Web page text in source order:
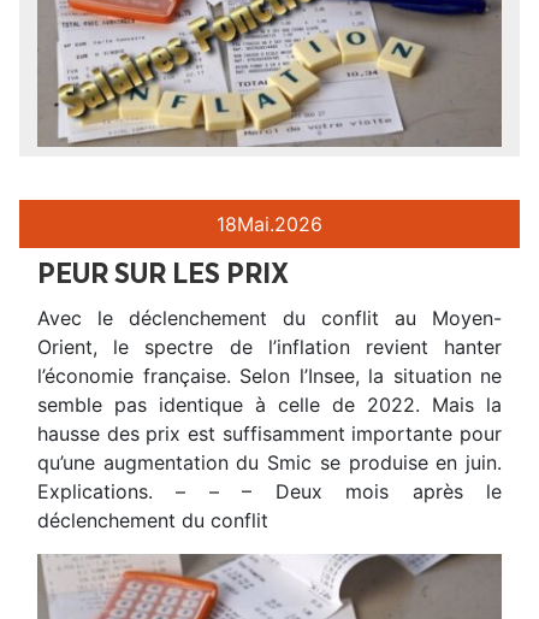
18Mai.2026
PEUR SUR LES PRIX
Avec le déclenchement du conflit au Moyen-
Orient, le spectre de l’inflation revient hanter
l’économie française. Selon l’Insee, la situation ne
semble pas identique à celle de 2022. Mais la
hausse des prix est suffisamment importante pour
qu’une augmentation du Smic se produise en juin.
Explications. – – – Deux mois après le
déclenchement du conflit